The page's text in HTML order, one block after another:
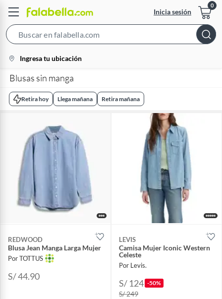
Inicia sesión
Bar
location-
icon
Ingresa tu ubicación
Blusas sin manga
Retira hoy Llega mañana Retira mañana
REDWOOD
Blusa Jean Manga Larga Mujer
Por TOTTUS
S/ 44.90
LEVIS
Camisa Mujer Iconic Western
Celeste
Por Levis.
S/ 124 -50%
S/ 249